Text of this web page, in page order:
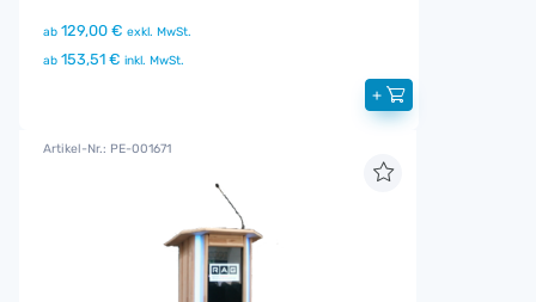
ab 129,00 € exkl. MwSt.
ab 153,51 € inkl. MwSt.
+
Artikel-Nr.: PE-001671